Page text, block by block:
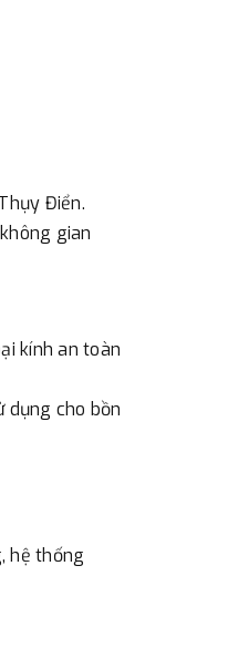
Điển.
gian
kính an toàn
dụng cho bồn
hệ thống